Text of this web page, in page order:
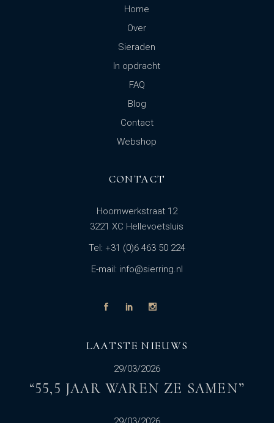
Home
Over
Sieraden
In opdracht
FAQ
Blog
Contact
Webshop
CONTACT
Hoornwerkstraat 12
3221 XC Hellevoetsluis
Tel: +31 (0)6 463 50 224
E-mail: info@sierring.nl
LAATSTE NIEUWS
29/03/2026
“55,5 JAAR WAREN ZE SAMEN”